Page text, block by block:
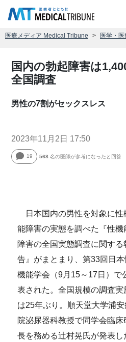
医療メディア Medical Tribune 医学・
国内の勃起障害は
全国調査
男性の7割がセックスレス
2023年11月2日 17:50
19 568 名の医師が参考になったと回答
日本国内の男性を対象に性
能障害の実態を調べた『性機
障害の全国実態調査に関する
告』がまとまり、第33回日本
機能学会（9月15～17日）で
表された。全国規模の調査実
は25年ぶり。順天堂大学浦安
院泌尿器科教授で同学会臨
長を務める辻村晃氏が発表